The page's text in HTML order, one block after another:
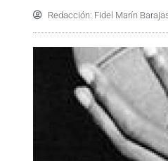
Redacción: Fidel Marín